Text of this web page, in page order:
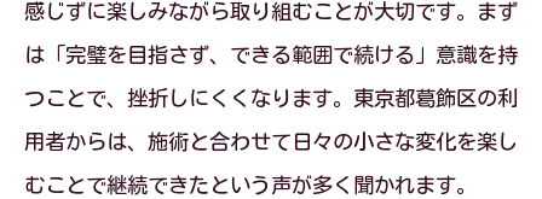
耳つぼジュエリーのリスクと対策ポイン
ト
感じずに楽しみながら取り組むことが大切です。まず
は「完璧を目指さず、できる範囲で続ける」意識を持
つことで、挫折しにくくなります。東京都葛飾区の利
用者からは、施術と合わせて日々の小さな変化を楽し
むことで継続できたという声が多く聞かれます。